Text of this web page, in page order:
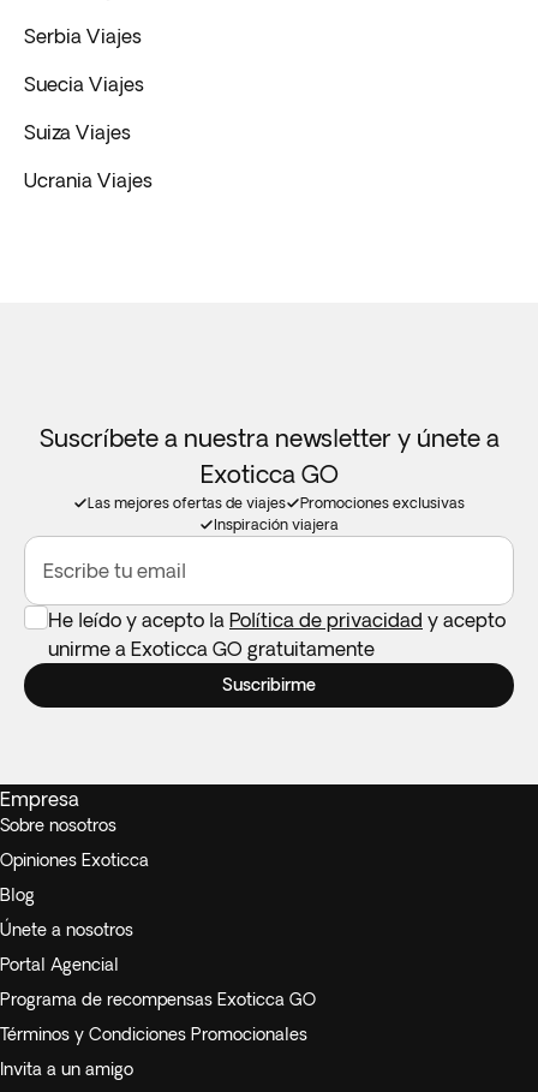
Serbia Viajes
Suecia Viajes
Suiza Viajes
Ucrania Viajes
Suscríbete a nuestra newsletter y únete a
Exoticca GO
Las mejores ofertas de viajes
Promociones exclusivas
Inspiración viajera
Escribe tu email
He leído y acepto la Política de privacidad y acepto
unirme a Exoticca GO gratuitamente
Suscribirme
Empresa
Sobre nosotros
Opiniones Exoticca
Blog
Únete a nosotros
Portal Agencial
Programa de recompensas Exoticca GO
Términos y Condiciones Promocionales
Invita a un amigo